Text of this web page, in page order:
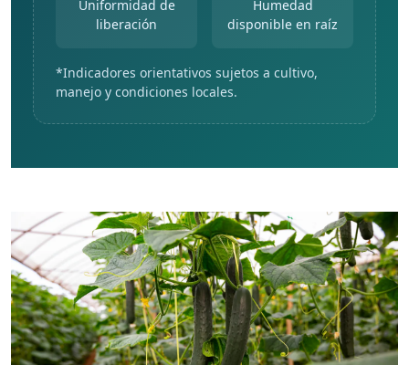
Uniformidad de
liberación
Humedad
disponible en raíz
*Indicadores orientativos sujetos a cultivo,
manejo y condiciones locales.